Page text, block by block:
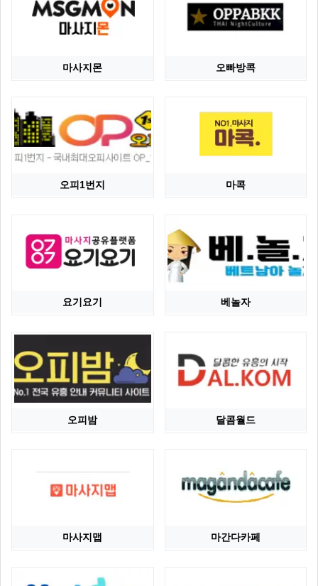
마사지몬 오빠방콕
오피1번지 마콕
요기요기 베놀자
오피밤 달콤월드
마사지맵 마간다카페